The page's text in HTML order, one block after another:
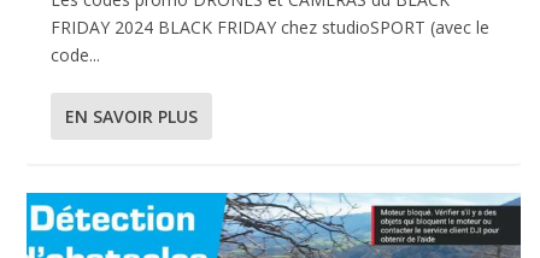
FRIDAY 2024 BLACK FRIDAY chez studioSPORT (avec le
code...
EN SAVOIR PLUS